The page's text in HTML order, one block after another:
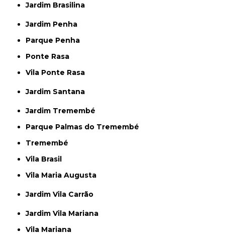
Jardim Brasilina
Jardim Penha
Parque Penha
Ponte Rasa
Vila Ponte Rasa
Jardim Santana
Jardim Tremembé
Parque Palmas do Tremembé
Tremembé
Vila Brasil
Vila Maria Augusta
Jardim Vila Carrão
Jardim Vila Mariana
Vila Mariana